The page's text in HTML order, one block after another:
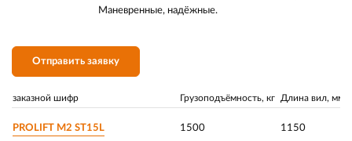
Маневренные, надёжные.
Отправить заявку
заказной шифр Грузоподъёмность, кг Длина вил, мм
PROLIFT М2 ST15L 1500 1150